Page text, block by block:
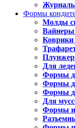
Журналы
Формы
Молды
Коврики
Для
Формы
Формы
Формы
Для
Формы